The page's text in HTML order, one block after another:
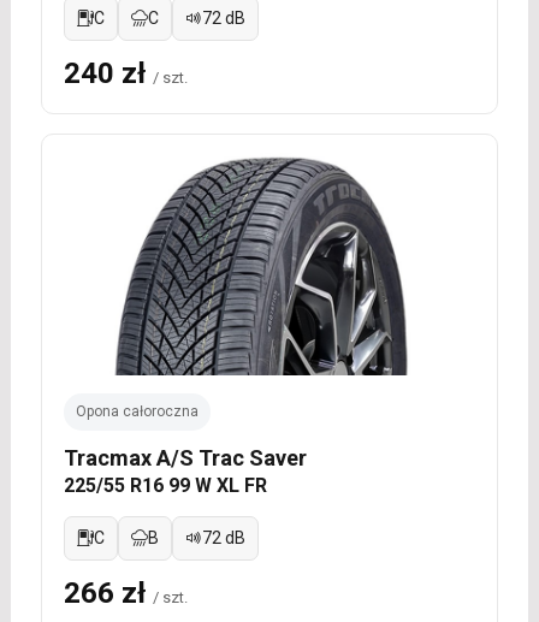
C C 72 dB
240 zł / szt.
Opona całoroczna
Tracmax A/S Trac Saver
225/55 R16 99 W XL FR
C B 72 dB
266 zł / szt.